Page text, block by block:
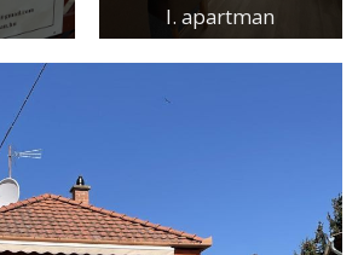
I. apartman